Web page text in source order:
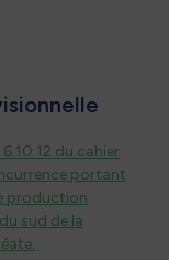
du cahier
portant
production
sud de la